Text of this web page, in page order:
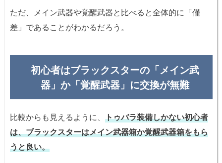
ただ、メイン武器や覚醒武器と比べると全体的に「僅
差」であることがわかるだろう。
初心者はブラックスターの「メイン武
器」か「覚醒武器」に交換が無難
比較からも見えるように、 トゥバラ装備しかない初心者
は、ブラックスターはメイン武器箱か覚醒武器箱をもら
うと良い。